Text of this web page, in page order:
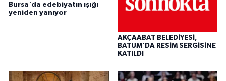
Bursa'da edebiyatın ışığı
yeniden yanıyor
AKÇAABAT BELEDİYESİ,
BATUM’DA RESİM SERGİSİNE
KATILDI